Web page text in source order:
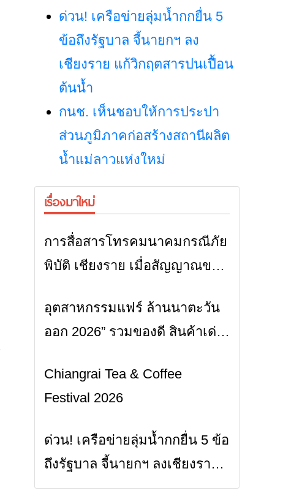
ด่วน! เครือข่ายลุ่มน้ำกกยื่น 5
ข้อถึงรัฐบาล จี้นายกฯ ลง
เชียงราย แก้วิกฤตสารปนเปื้อน
ต้นน้ำ
กนช. เห็นชอบให้การประปา
ส่วนภูมิภาคก่อสร้างสถานีผลิต
น้ำแม่ลาวแห่งใหม่
เรื่องมาใหม่
ข่าวเชียงราย
การสื่อสารโทรคมนาคมกรณีภัย
พิบัติ เชียงราย เมื่อสัญญาณขาด
ข่าวเชียงราย
อุตสาหกรรมแฟร์ ล้านนาตะวัน
ออก 2026” รวมของดี สินค้าเด่น
จังหวัด เชียงราย พะเยา แพร่
และน่าน พร้อมชมคอนเสิร์ตจาก
ศิลปินชื่อดังตลอด 5 วัน
ข่าวเชียงราย
Chiangrai Tea & Coffee
Festival 2026
ข่าวเชียงราย
ด่วน! เครือข่ายลุ่มน้ำกกยื่น 5 ข้อ
ถึงรัฐบาล จี้นายกฯ ลงเชียงราย
แก้วิกฤตสารปนเปื้อนต้นน้ำ